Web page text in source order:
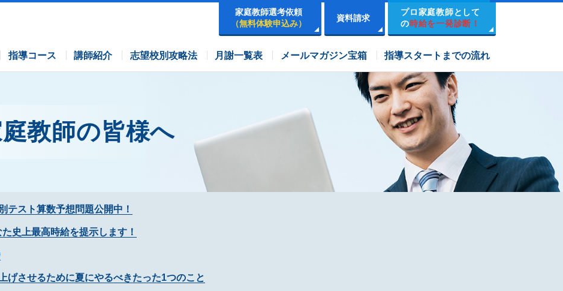
家庭教師選考依頼
（無料体験申込み）
資料請求
プロ家庭教師として
の時給を一発診断！
指導コース
四谷大塚コース 市進学院コース
用コース 講師紹介 志望校別攻略法 月謝一覧表 メールマガジン宝箱 指導スタートまでの流れ
教師の皆様へ
テスト算数予想問題公開中！
史上最高時給を提示します！
げさせるために夏にやるべきたった1つのこと